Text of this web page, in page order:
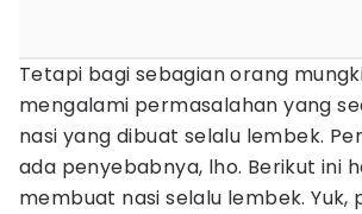
Tetapi bagi sebagian orang
mengalami permasalahan yang
nasi yang dibuat selalu lembek.
ada penyebabnya, lho. Berikut ini
membuat nasi selalu lembek. Yuk,